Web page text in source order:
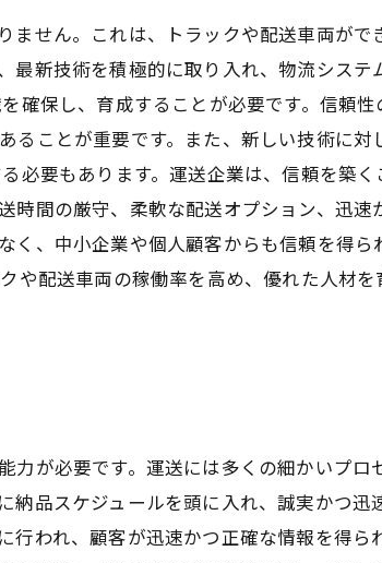
ません。これは、トラックや配送車両がで
最新技術を積極的に取り入れ、物流システ
確保し、育成することが必要です。信頼性
ることが重要です。また、新しい技術に対
必要もあります。運送企業は、信頼を築く
時間の厳守、柔軟な配送オプション、迅速
く、中小企業や個人顧客からも信頼を得ら
や配送車両の稼働率を高め、優れた人材を
力が必要です。運送には多くの細かいプロ
納品スケジュールを頭に入れ、誠実かつ迅
行われ、顧客が迅速かつ正確な情報を得ら